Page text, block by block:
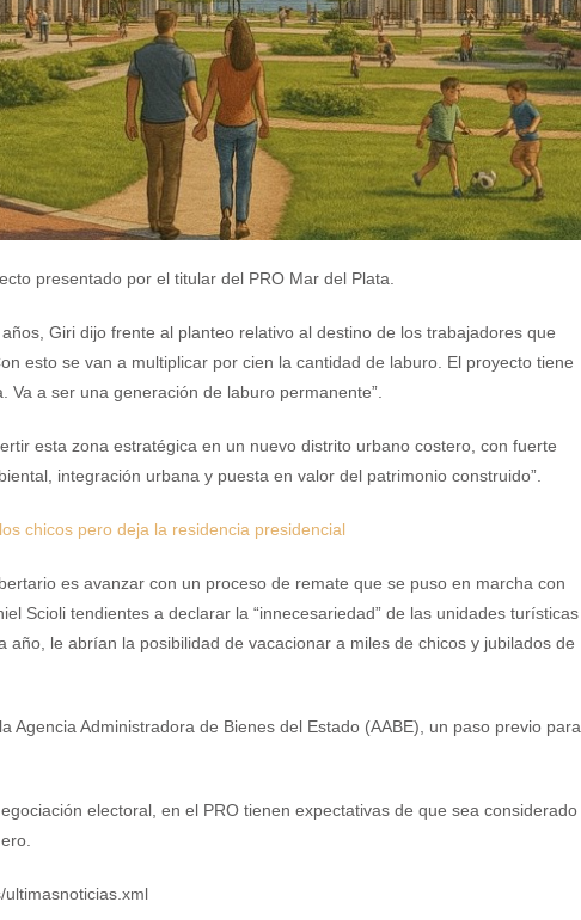
presentado por el titular del PRO Mar del Plata.
Giri dijo frente al planteo relativo al destino de los trabajadores que
esto se van a multiplicar por cien la cantidad de laburo. El proyecto tiene
a ser una generación de laburo permanente”.
esta zona estratégica en un nuevo distrito urbano costero, con fuerte
integración urbana y puesta en valor del patrimonio construido”.
chicos pero deja la residencia presidencial
es avanzar con un proceso de remate que se puso en marcha con
Scioli tendientes a declarar la “innecesariedad” de las unidades turísticas
le abrían la posibilidad de vacacionar a miles de chicos y jubilados de
Agencia Administradora de Bienes del Estado (AABE), un paso previo para
electoral, en el PRO tienen expectativas de que sea considerado
ultimasnoticias.xml